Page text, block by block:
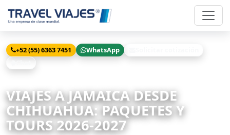
+52 (55) 6363 7451 WhatsApp
VIAJES A JAMAICA DESDE
CHIHUAHUA: PAQUETES Y
TOURS 2026-2027